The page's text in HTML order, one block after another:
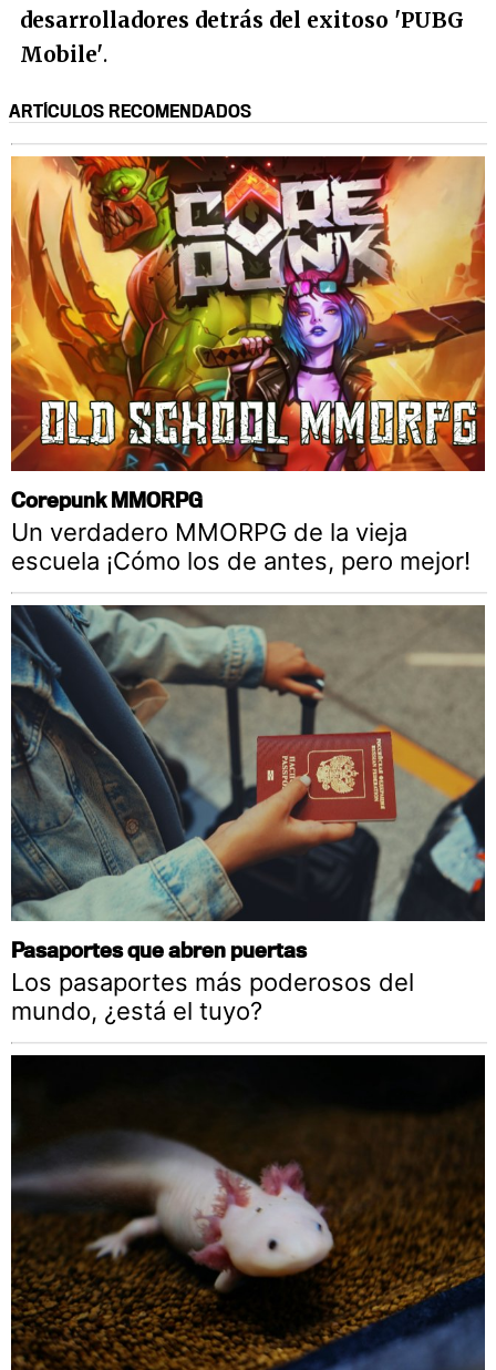
desarrolladores detrás del exitoso 'PUBG
Mobile'.
ARTÍCULOS RECOMENDADOS
Corepunk MMORPG
Un verdadero MMORPG de la vieja
escuela ¡Cómo los de antes, pero mejor!
Pasaportes que abren puertas
Los pasaportes más poderosos del
mundo, ¿está el tuyo?